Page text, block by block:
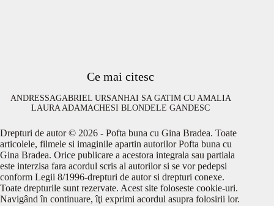
Ce mai citesc
ANDRESSAGABRIEL URSANHAI SA GATIM CU AMALIA
LAURA ADAMACHESI BLONDELE GANDESC
Drepturi de autor © 2026 - Pofta buna cu Gina Bradea. Toate
articolele, filmele si imaginile apartin autorilor Pofta buna cu
Gina Bradea. Orice publicare a acestora integrala sau partiala
este interzisa fara acordul scris al autorilor si se vor pedepsi
conform Legii 8/1996-drepturi de autor si drepturi conexe.
Toate drepturile sunt rezervate. Acest site foloseste cookie-uri.
Navigând în continuare, îţi exprimi acordul asupra folosirii lor.